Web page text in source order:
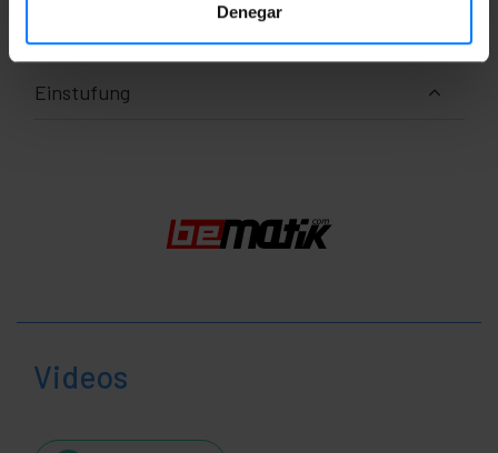
Denegar
Einstufung
Videos